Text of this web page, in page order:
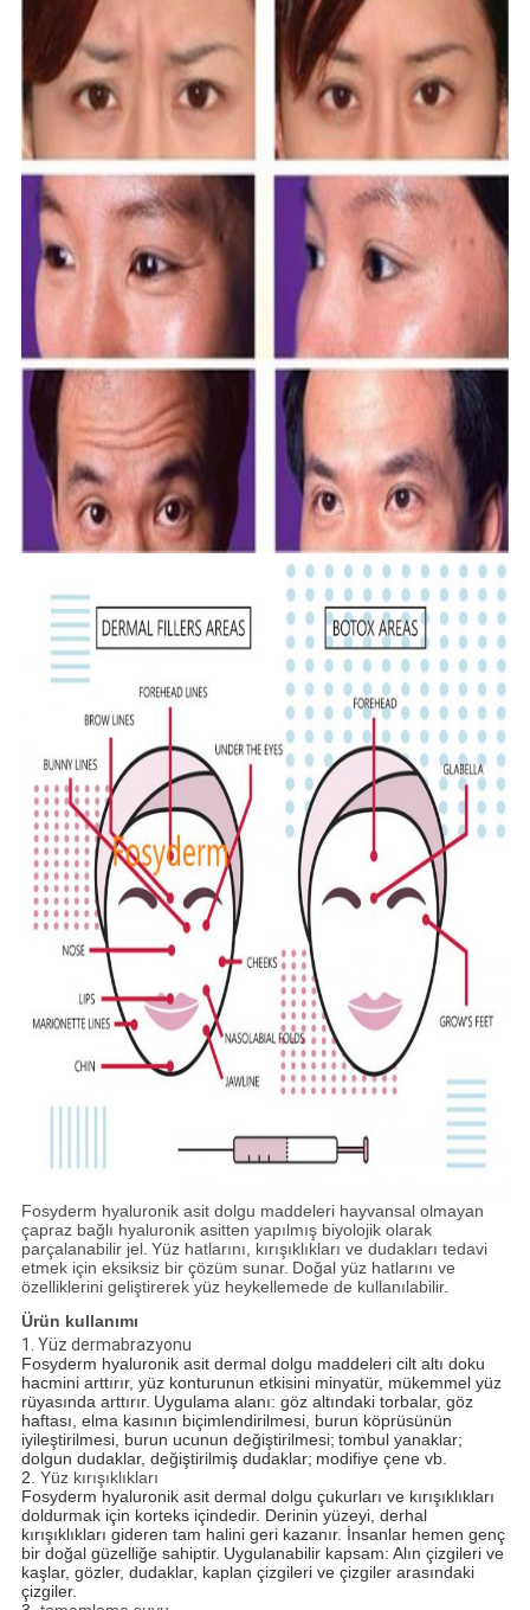
Fosyderm hyaluronik asit dolgu maddeleri hayvansal olmayan
çapraz bağlı hyaluronik asitten yapılmış biyolojik olarak
parçalanabilir jel. Yüz hatlarını, kırışıklıkları ve dudakları tedavi
etmek için eksiksiz bir çözüm sunar. Doğal yüz hatlarını ve
özelliklerini geliştirerek yüz heykellemede de kullanılabilir.
Ürün kullanımı
1. Yüz dermabrazyonu
Fosyderm hyaluronik asit dermal dolgu maddeleri cilt altı doku
hacmini arttırır, yüz konturunun etkisini minyatür, mükemmel yüz
rüyasında arttırır. Uygulama alanı: göz altındaki torbalar, göz
haftası, elma kasının biçimlendirilmesi, burun köprüsünün
iyileştirilmesi, burun ucunun değiştirilmesi; tombul yanaklar;
dolgun dudaklar, değiştirilmiş dudaklar; modifiye çene vb.
2. Yüz kırışıklıkları
Fosyderm hyaluronik asit dermal dolgu çukurları ve kırışıklıkları
doldurmak için korteks içindedir. Derinin yüzeyi, derhal
kırışıklıkları gideren tam halini geri kazanır. İnsanlar hemen genç
bir doğal güzelliğe sahiptir. Uygulanabilir kapsam: Alın çizgileri ve
kaşlar, gözler, dudaklar, kaplan çizgileri ve çizgiler arasındaki
çizgiler.